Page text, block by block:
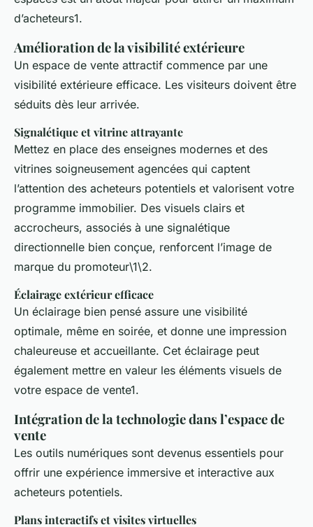
d’acheteurs1.
Amélioration de la visibilité extérieure
Un espace de vente attractif commence par une
visibilité extérieure efficace. Les visiteurs doivent être
séduits dès leur arrivée.
Signalétique et vitrine attrayante
Mettez en place des enseignes modernes et des
vitrines soigneusement agencées qui captent
l’attention des acheteurs potentiels et valorisent votre
programme immobilier. Des visuels clairs et
accrocheurs, associés à une signalétique
directionnelle bien conçue, renforcent l’image de
marque du promoteur\1\2.
Éclairage extérieur efficace
Un éclairage bien pensé assure une visibilité
optimale, même en soirée, et donne une impression
chaleureuse et accueillante. Cet éclairage peut
également mettre en valeur les éléments visuels de
votre espace de vente1.
Intégration de la technologie dans l’espace de
vente
Les outils numériques sont devenus essentiels pour
offrir une expérience immersive et interactive aux
acheteurs potentiels.
Plans interactifs et visites virtuelles